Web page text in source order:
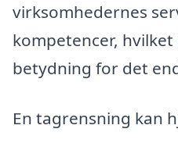
virksomhedernes
kompetencer,
betydning for det
En tagrensning kan